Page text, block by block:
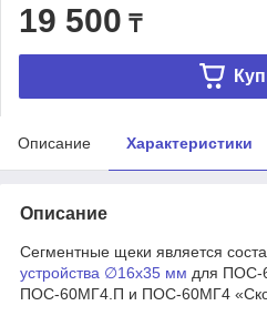
19 500 ₸
Описание Характеристики
Описание
Сегментные щеки является
устройства ∅16х35 мм для
ПОС-60МГ4.П и ПОС-60МГ4